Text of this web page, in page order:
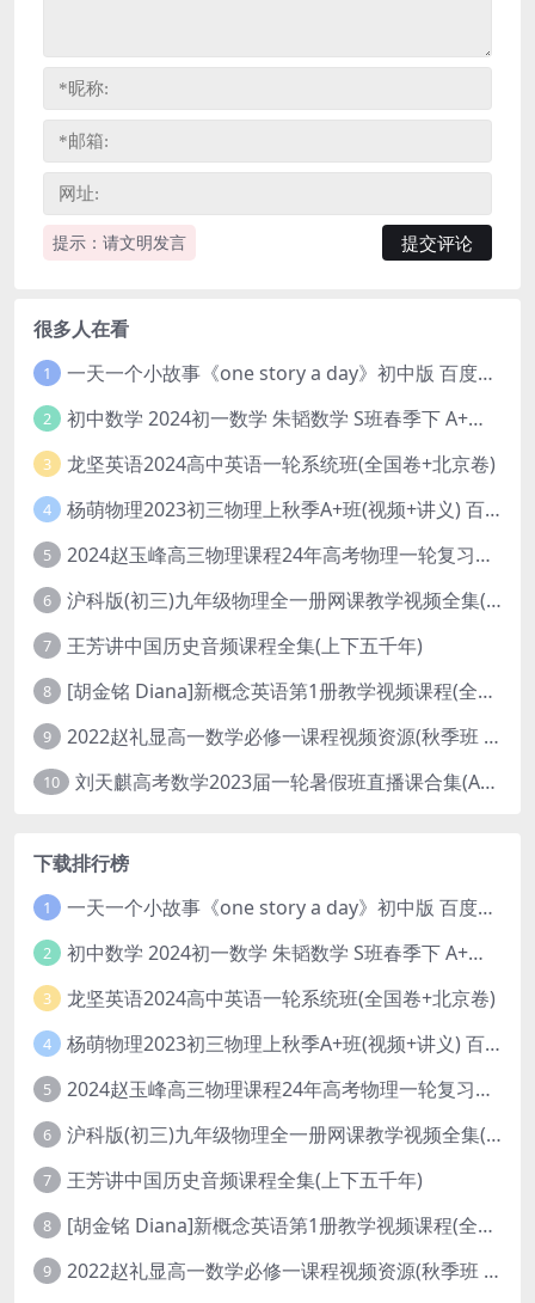
提示：请文明发言
很多人在看
1 一天一个小故事《one story a day》初中版 百度网盘分享下载
2 初中数学 2024初一数学 朱韬数学 S班春季下 A+班春季下 百度云网盘
3 龙坚英语2024高中英语一轮系统班(全国卷+北京卷)
4 杨萌物理2023初三物理上秋季A+班(视频+讲义) 百度网盘分享
5 2024赵玉峰高三物理课程24年高考物理一轮复习网课教程
6 沪科版(初三)九年级物理全一册网课教学视频全集(录播版 杜春雨 66讲)
7 王芳讲中国历史音频课程全集(上下五千年)
8 [胡金铭 Diana]新概念英语第1册教学视频课程(全集 百度网盘下载)
9 2022赵礼显高一数学必修一课程视频资源(秋季班 含讲义)百度网盘云
10 刘天麒高考数学2023届一轮暑假班直播课合集(A和A+)
下载排行榜
1 一天一个小故事《one story a day》初中版 百度网盘分享下载
2 初中数学 2024初一数学 朱韬数学 S班春季下 A+班春季下 百度云网盘
3 龙坚英语2024高中英语一轮系统班(全国卷+北京卷)
4 杨萌物理2023初三物理上秋季A+班(视频+讲义) 百度网盘分享
5 2024赵玉峰高三物理课程24年高考物理一轮复习网课教程
6 沪科版(初三)九年级物理全一册网课教学视频全集(录播版 杜春雨 66讲)
7 王芳讲中国历史音频课程全集(上下五千年)
8 [胡金铭 Diana]新概念英语第1册教学视频课程(全集 百度网盘下载)
9
2022赵礼显高一数学必修一课程视频资源(秋季班 含讲义)百度网盘云